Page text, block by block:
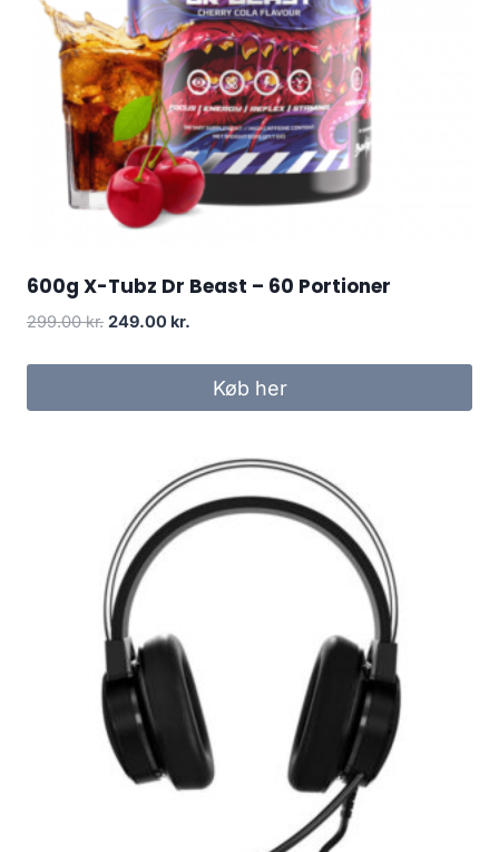
600g X-Tubz Dr Beast – 60 Portioner
299.00kr. Original
249.00 kr.
249.00 kr..
Køb her